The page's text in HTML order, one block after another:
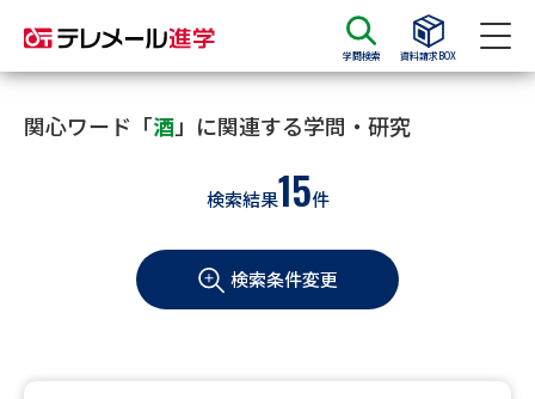
学問検索 資料請求BOX
資料請求 資料検索
大学・短大の資料種類から請求
学部・学科パンフ
関心ワード「酒」に関連する学問・研究
検索結果15件
検索条件変更